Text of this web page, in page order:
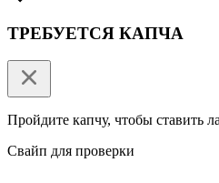
ТРЕБУЕТСЯ КАПЧА
Пройдите капчу, чтобы ставить
Свайп для проверки